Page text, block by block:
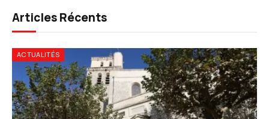
Articles Récents
ACTUALITÉS